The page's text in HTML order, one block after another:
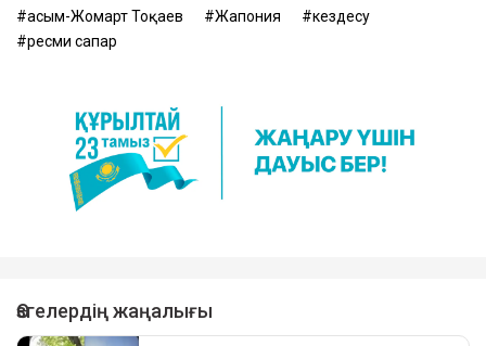
Қасым-Жомарт Тоқаев Жапония
кездесу
ресми сапар